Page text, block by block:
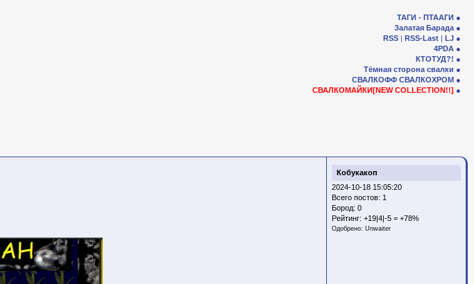
ТАГИ - ПТААГИ
Залатая Барада
RSS | RSS-Last | LJ
4PDA
КТОТУД?!
Тёмная сторона свалки
СВАЛКОФФ СВАЛКОХРОМ
СВАЛКОМАЙКИ[NEW COLLECTION!!]
Кобукакоп
2024-10-18 15:05:20
Всего постов: 1
Бород: 0
Рейтинг: +19|4|-5 = +78%
Одобрено: Unwaiter